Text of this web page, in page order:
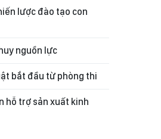
lược đào tạo con
nguồn lực
bắt đầu từ phòng thi
hỗ trợ sản xuất kinh